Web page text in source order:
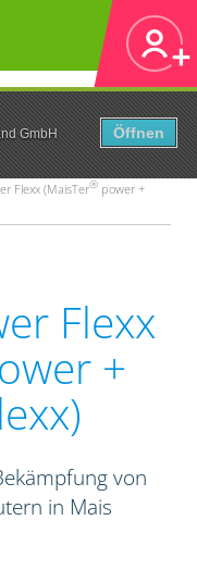
GmbH
Öffnen
Flexx (MaisTer® power +
Flexx
+
von
in Mais